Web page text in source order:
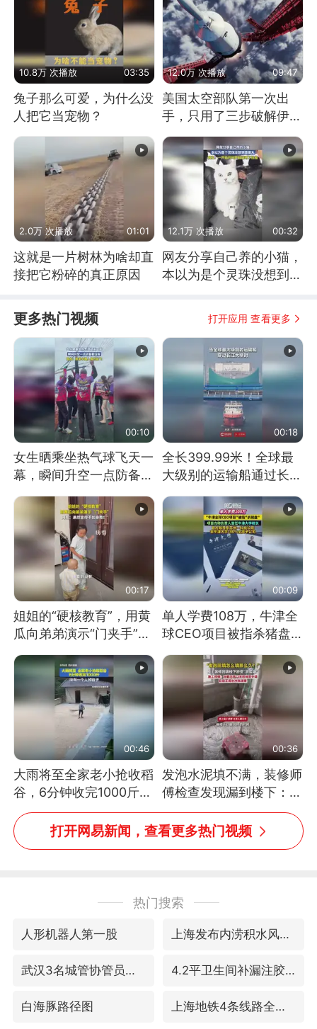
10.8万 次播放 03:35
兔子那么可爱，为什么没
人把它当宠物？
12.0万 次播放 09:47
美国太空部队第一次出
手，只用了三步破解伊朗
防空
2.0万 次播放 01:01
这就是一片树林为啥却直
接把它粉碎的真正原因
12.1万 次播放 00:32
网友分享自己养的小猫，
本以为是个灵珠没想到是
更多热门视频 打开应用 查看更多
00:10
女生晒乘坐热气球飞天一
幕，瞬间升空一点防备都
00:18
全长399.99米！全球最
大级别的运输船通过长江
00:17
姐姐的“硬核教育”，用黄
瓜向弟弟演示“门夹手”，
教！
00:09
单人学费108万，牛津全
球CEO项目被指杀猪盘，
大学校长
00:46
大雨将至全家老小抢收稻
谷，6分钟收完1000斤，
没有一个人掉链子
00:36
发泡水泥填不满，装修师
傅检查发现漏到楼下：出
风口未延伸到外墙
打开网易新闻，查看更多热门视频
热门搜索
人形机器人第一股 上海发布内涝积水风险提示
武汉3名城管协管员殴打摊主被刑拘 4.2平卫生间补漏注胶花1.55万
白海豚路径图 上海地铁4条线路全线停运